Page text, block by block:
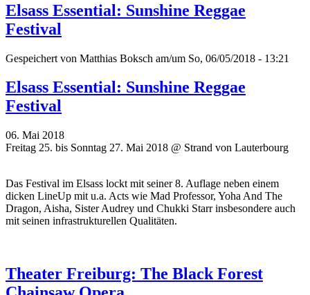
Elsass Essential: Sunshine Reggae
Festival
Gespeichert von Matthias Boksch am/um So, 06/05/2018 - 13:21
Elsass Essential: Sunshine Reggae
Festival
06. Mai 2018
Freitag 25. bis Sonntag 27. Mai 2018 @ Strand von Lauterbourg
Das Festival im Elsass lockt mit seiner 8. Auflage neben einem
dicken LineUp mit u.a. Acts wie Mad Professor, Yoha And The
Dragon, Aisha, Sister Audrey und Chukki Starr insbesondere auch
mit seinen infrastrukturellen Qualitäten.
Theater Freiburg: The Black Forest